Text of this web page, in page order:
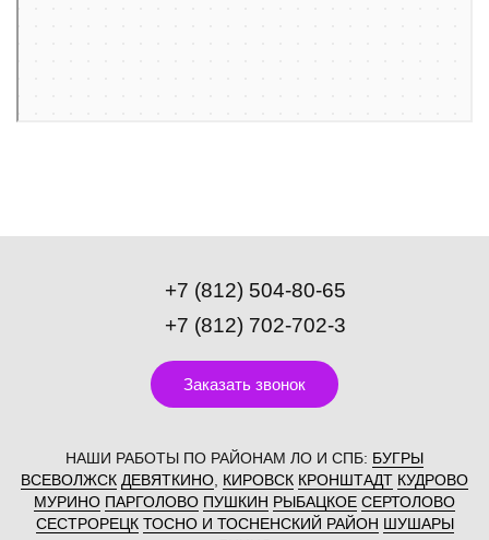
+7 (812) 504-80-65
+7 (812) 702-702-3
Заказать звонок
НАШИ РАБОТЫ ПО РАЙОНАМ ЛО И СПБ: БУГРЫ
ВСЕВОЛЖСК ДЕВЯТКИНО КИРОВСК КРОНШТАДТ КУДРОВО
МУРИНО ПАРГОЛОВО ПУШКИН РЫБАЦКОЕ СЕРТОЛОВО
СЕСТРОРЕЦК ТОСНО И ТОСНЕНСКИЙ РАЙОН ШУШАРЫ